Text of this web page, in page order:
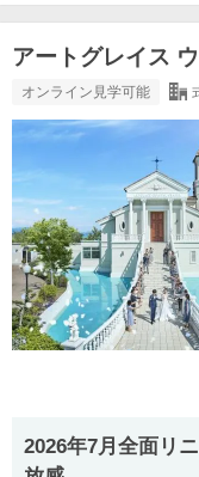
アートグレイス
オンライン見学可能
2026年7月全面リ